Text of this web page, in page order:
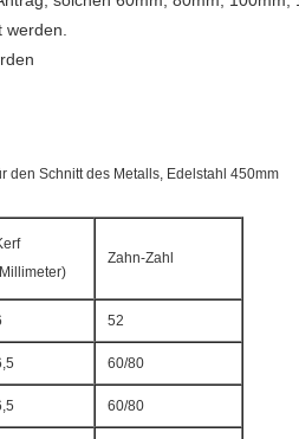
den Schnitt des Metalls, Edelstahl 450mm
Zahn-Zahl
52
60/80
60/80